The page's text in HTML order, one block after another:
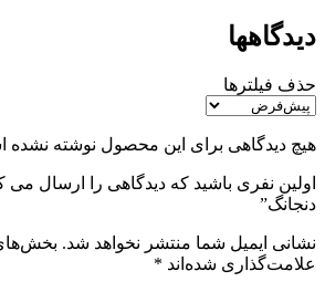
دیدگاهها
حذف فیلترها
هیچ دیدگاهی برای این محصول نوشته نشده
اولین نفری باشید که دیدگاهی را ارسال می
دنجانگ”
نشانی ایمیل شما منتشر نخواهد شد. بخش‌های
علامت‌گذاری شده‌اند *